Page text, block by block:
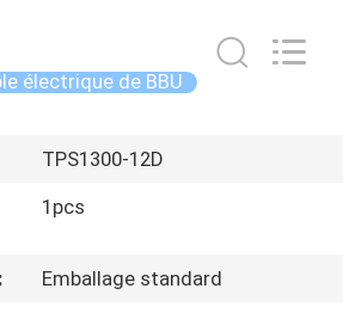
électrique de BBU
TPS1300-12D
1pcs
Emballage standard